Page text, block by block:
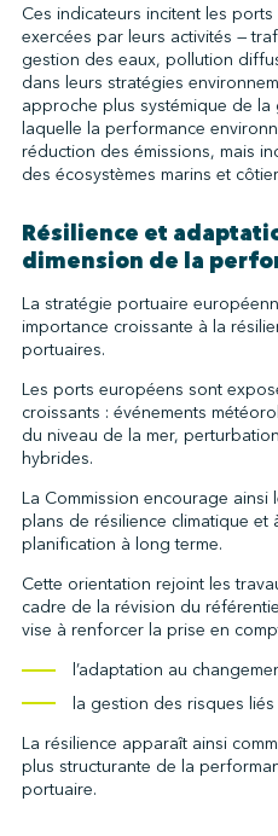
Ces indicateurs incitent les
exercées par leurs activités —
gestion des eaux, pollution
dans leurs stratégies
approche plus systémique de
laquelle la performance
réduction des émissions, mais
des écosystèmes marins et
Résilience et
dimension de la
La stratégie portuaire
importance croissante à la
portuaires.
Les ports européens sont
croissants : événements
du niveau de la mer,
hybrides.
La Commission encourage
plans de résilience climatique
planification à long terme.
Cette orientation rejoint les
cadre de la révision du
vise à renforcer la prise en
l’adaptation au
la gestion des risques
La résilience apparaît ainsi
plus structurante de la
portuaire.